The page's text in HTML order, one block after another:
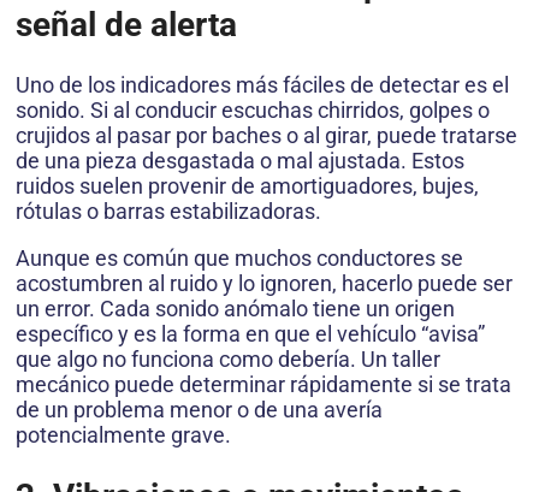
señal de alerta
Uno de los indicadores más fáciles de detectar es el
sonido. Si al conducir escuchas chirridos, golpes o
crujidos al pasar por baches o al girar, puede tratarse
de una pieza desgastada o mal ajustada. Estos
ruidos suelen provenir de amortiguadores, bujes,
rótulas o barras estabilizadoras.
Aunque es común que muchos conductores se
acostumbren al ruido y lo ignoren, hacerlo puede ser
un error. Cada sonido anómalo tiene un origen
específico y es la forma en que el vehículo “avisa”
que algo no funciona como debería. Un taller
mecánico puede determinar rápidamente si se trata
de un problema menor o de una avería
potencialmente grave.